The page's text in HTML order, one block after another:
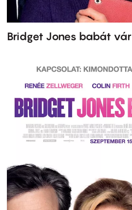
Bridget Jones babát vár